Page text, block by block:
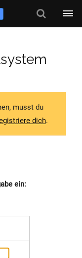
musst du
dich.
ein: